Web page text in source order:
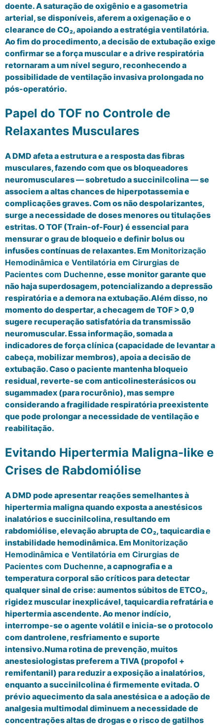
doente. A saturação de oxigênio e a gasometria
arterial, se disponíveis, aferem a oxigenação e o
clearance de CO₂, apoiando a estratégia ventilatória.
Ao fim do procedimento, a decisão de extubação exige
confirmar se a força muscular e a drive respiratória
retornaram a um nível seguro, reconhecendo a
possibilidade de ventilação invasiva prolongada no
pós-operatório.
Papel do TOF no Controle de
Relaxantes Musculares
A DMD afeta a estrutura e a resposta das fibras
musculares, fazendo com que os bloqueadores
neuromusculares — sobretudo a succinilcolina — se
associem a altas chances de hiperpotassemia e
complicações graves. Com os não despolarizantes,
surge a necessidade de doses menores ou titulações
estritas. O TOF (Train-of-Four) é essencial para
mensurar o grau de bloqueio e definir bolus ou
infusões contínuas de relaxantes. Em Monitorização
Hemodinâmica e Ventilatória em Cirurgias de
Pacientes com Duchenne, esse monitor garante que
não haja superdosagem, potencializando a depressão
respiratória e a demora na extubação.Além disso, no
momento do despertar, a checagem de TOF > 0,9
sugere recuperação satisfatória da transmissão
neuromuscular. Essa informação, somada a
indicadores de força clínica (capacidade de levantar a
cabeça, mobilizar membros), apoia a decisão de
extubação. Caso o paciente mantenha bloqueio
residual, reverte-se com anticolinesterásicos ou
sugammadex (para rocurônio), mas sempre
considerando a fragilidade respiratória preexistente
que pode prolongar a necessidade de ventilação e
reabilitação.
Evitando Hipertermia Maligna-like e
Crises de Rabdomiólise
A DMD pode apresentar reações semelhantes à
hipertermia maligna quando exposta a anestésicos
inalatórios e succinilcolina, resultando em
rabdomiólise, elevação abrupta de CO₂, taquicardia e
instabilidade hemodinâmica. Em Monitorização
Hemodinâmica e Ventilatória em Cirurgias de
Pacientes com Duchenne, a capnografia e a
temperatura corporal são críticos para detectar
qualquer sinal de crise: aumentos súbitos de ETCO₂,
rigidez muscular inexplicável, taquicardia refratária e
hipertermia ascendente. Ao menor indício,
interrompe-se o agente volátil e inicia-se o protocolo
com dantrolene, resfriamento e suporte
intensivo.Numa rotina de prevenção, muitos
anestesiologistas preferem a TIVA (propofol +
remifentanil) para reduzir a exposição a inalatórios,
enquanto a succinilcolina é firmemente evitada. O
prévio aquecimento da sala anestésica e a adoção de
analgesia multimodal diminuem a necessidade de
concentrações altas de drogas e o risco de gatilhos